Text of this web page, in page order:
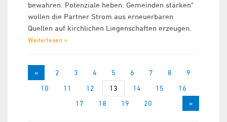
bewahren. Potenziale heben. Gemeinden stärken"
wollen die Partner Strom aus erneuerbaren
Quellen auf kirchlichen Liegenschaften erzeugen.
Weiterlesen »
«1 2 3 4 5 6 7 8
9
10
11 12 13 14 15
16
17
18 19 20 »